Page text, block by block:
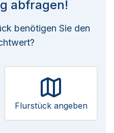
abfragen!
benötigen Sie den
Flurstück angeben